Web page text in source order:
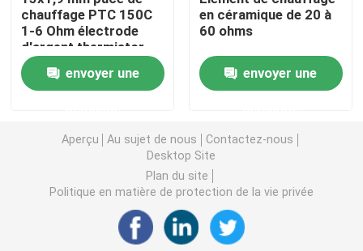
Thermistance de SMD NTC
Le thermistore NTC de puissance
Capteur de température de NTC
Varistance
Varistance CMS
chauffage PTC 150C
1-6 Ohm électrode
d'argent thermistor
envoyer une
en céramique de 20 à
60 ohms
envoyer une
Aperçu Au sujet de nous
Contactez-nous
Desktop Site
Plan du site
Politique en matière de protection de la vie privée